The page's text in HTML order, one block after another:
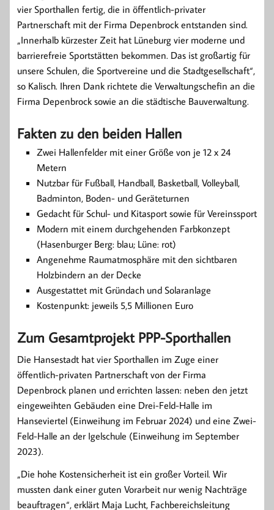
vier Sporthallen fertig, die in öffentlich-privater
Partnerschaft mit der Firma Depenbrock entstanden sind.
„Innerhalb kürzester Zeit hat Lüneburg vier moderne und
barrierefreie Sportstätten bekommen. Das ist großartig für
unsere Schulen, die Sportvereine und die Stadtgesellschaft“,
so Kalisch. Ihren Dank richtete die Verwaltungschefin an die
Firma Depenbrock sowie an die städtische Bauverwaltung.
Fakten zu den beiden Hallen
Zwei Hallenfelder mit einer Größe von je 12 x 24
Metern
Nutzbar für Fußball, Handball, Basketball, Volleyball,
Badminton, Boden- und Geräteturnen
Gedacht für Schul- und Kitasport sowie für Vereinssport
Modern mit einem durchgehenden Farbkonzept
(Hasenburger Berg: blau; Lüne: rot)
Angenehme Raumatmosphäre mit den sichtbaren
Holzbindern an der Decke
Ausgestattet mit Gründach und Solaranlage
Kostenpunkt: jeweils 5,5 Millionen Euro
Zum Gesamtprojekt PPP-Sporthallen
Die Hansestadt hat vier Sporthallen im Zuge einer
öffentlich-privaten Partnerschaft von der Firma
Depenbrock planen und errichten lassen: neben den jetzt
eingeweihten Gebäuden eine Drei-Feld-Halle im
Hanseviertel (Einweihung im Februar 2024) und eine Zwei-
Feld-Halle an der Igelschule (Einweihung im September
2023).
„Die hohe Kostensicherheit ist ein großer Vorteil. Wir
mussten dank einer guten Vorarbeit nur wenig Nachträge
beauftragen“, erklärt Maja Lucht, Fachbereichsleitung